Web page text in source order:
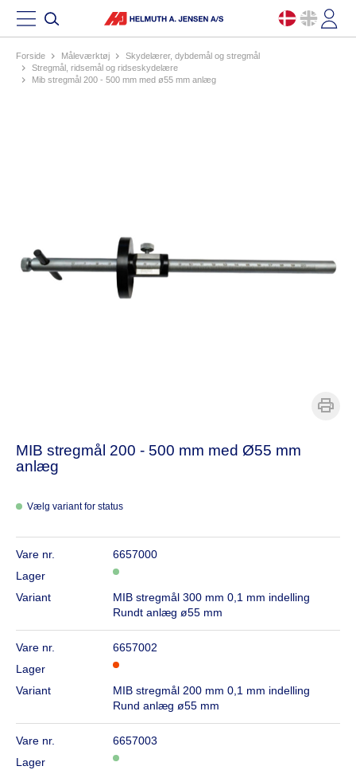
Forside måleværktøj
skydelærer, dybdemål og stregmål
stregmål, ridsemål og ridseskydelære
mib stregmål 200 - 500 mm med ø55 mm anlæg
MIB stregmål 200 - 500 mm med Ø55 mm
anlæg
Vælg variant for status
Vare nr.
6657000
Lager
Variant
MIB stregmål 300 mm 0,1 mm indelling
Rundt anlæg ø55 mm
Vare nr.
6657002
Lager
Variant
MIB stregmål 200 mm 0,1 mm indelling
Rund anlæg ø55 mm
Vare nr.
6657003
Lager